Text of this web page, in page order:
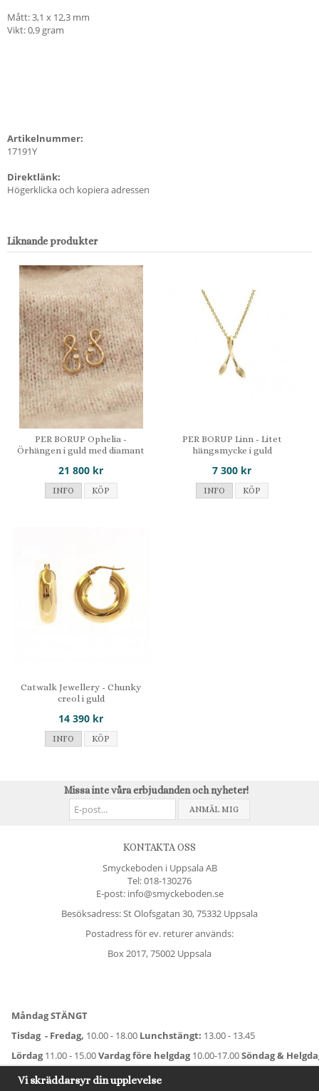
Mått: 3,1 x 12,3 mm
Vikt: 0,9 gram
Artikelnummer:
17191Y
Direktlänk:
Högerklicka och kopiera adressen
Liknande produkter
PER BORUP Ophelia -
Örhängen i guld med diamant
21 800 kr
INFO KÖP
PER BORUP Linn - Litet
hängsmycke i guld
7 300 kr
INFO KÖP
Catwalk Jewellery - Chunky
creol i guld
14 390 kr
INFO KÖP
Missa inte våra erbjudanden och nyheter!
ANMÄL MIG
KONTAKTA OSS
Smyckeboden i Uppsala AB
Tel:018-130276
E-post: info@smyckeboden.se
Besöksadress: St Olofsgatan 30, 75332 Uppsala
Postadress för ev. returer används:
Box 2017, 75002 Uppsala
Måndag STÄNGT
Tisdag - Fredag, 10.00 - 18.00 Lunchstängt: 13.00 - 13.45
Lördag11.00 - 15.00Vardag före helgdag10.00-17.00Söndag &
För avvikande öppettider:Titta här
Vi skräddarsyr din upplevelse